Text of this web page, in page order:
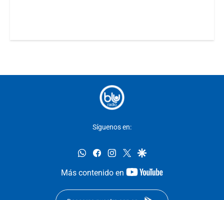
Síguenos en:
whatsappfacebookinstagram
twittergoogle
Más contenido en
youtube-